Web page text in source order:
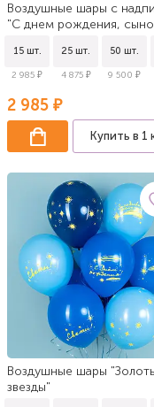
Воздушные шары с
"С днем рождения,
15 шт.
2 985 ₽
25 шт.
4 875 ₽
50 шт.
9 500 ₽
2 985 ₽
Купить в 1
Воздушные шары
звезды"